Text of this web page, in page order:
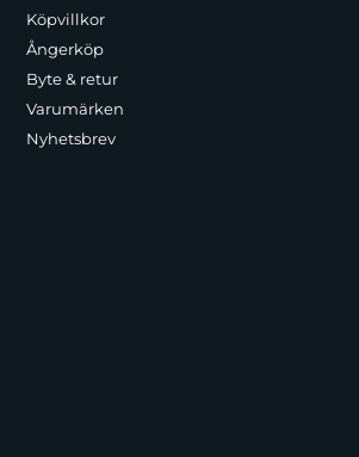
Köpvillkor
Ångerköp
Byte & retur
Varumärken
Nyhetsbrev